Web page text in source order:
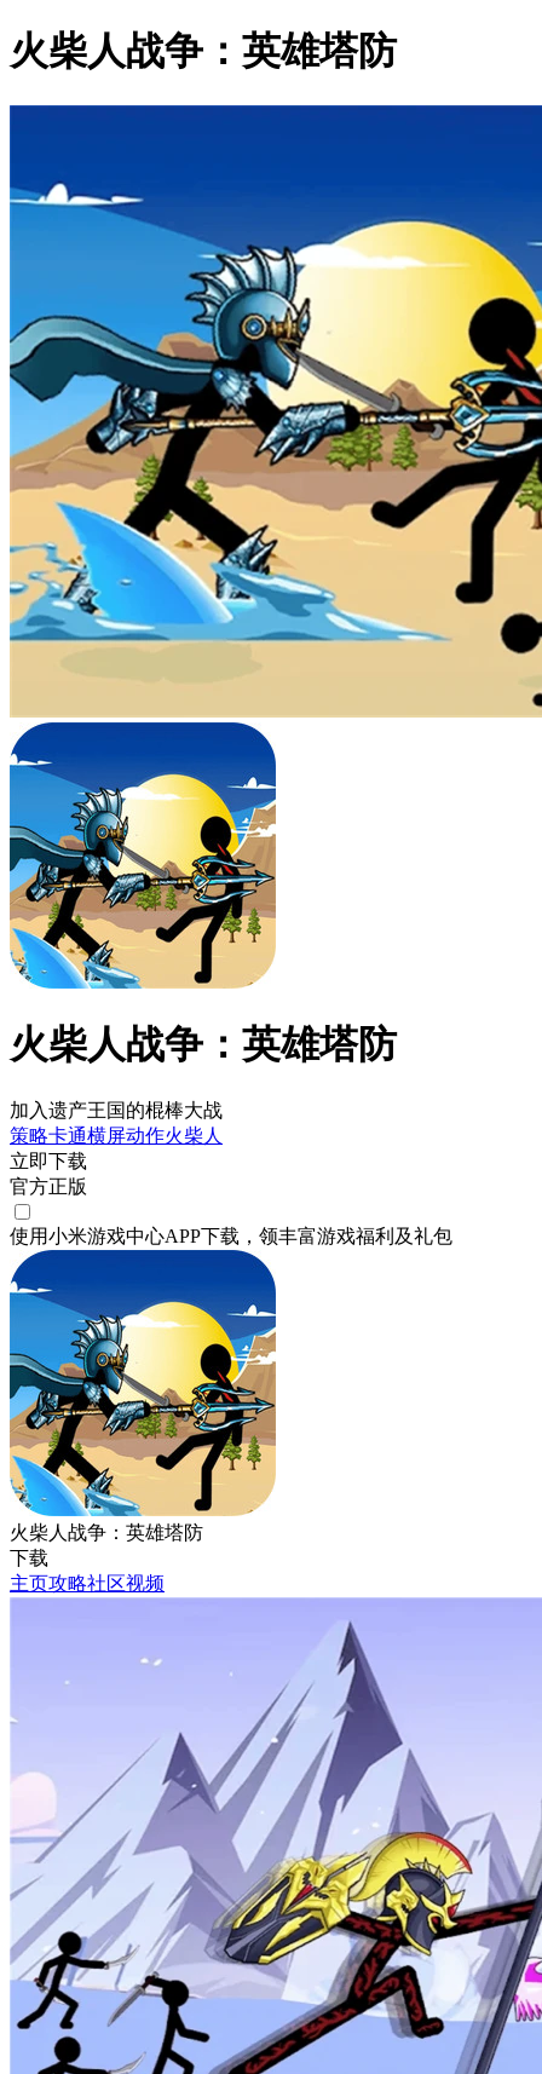
火柴人战争：英雄塔防
火柴人战争：英雄塔防
加入遗产王国的棍棒大战
策略卡通横屏动作火柴人
立即下载
官方正版
使用小米游戏中心APP下载 ，领丰富游戏福利 及礼包
火柴人战争：英雄塔防
下载
主页攻略社区视频